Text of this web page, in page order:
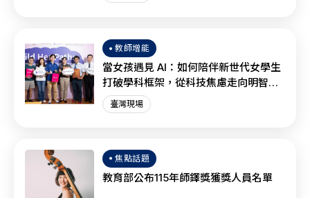
教師增能
當女孩遇見 AI：如何陪伴新世代女學生
打破學科框架，從科技焦慮走向明智協
作？
臺灣現場
焦點話題
教育部公布115年師鐸獎獲獎人員名單